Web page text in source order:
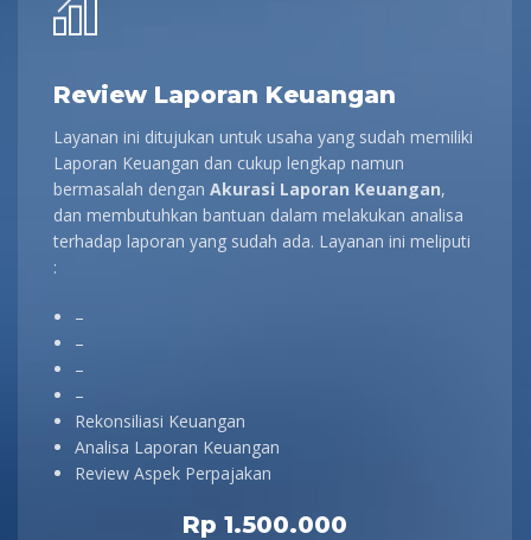
Review Laporan Keuangan
Layanan ini ditujukan untuk usaha yang sudah memiliki
Laporan Keuangan dan cukup lengkap namun
bermasalah dengan Akurasi Laporan Keuangan,
dan membutuhkan bantuan dalam melakukan analisa
terhadap laporan yang sudah ada. Layanan ini meliputi
:
–
–
–
–
Rekonsiliasi Keuangan
Analisa Laporan Keuangan
Review Aspek Perpajakan
Rp 1.500.000